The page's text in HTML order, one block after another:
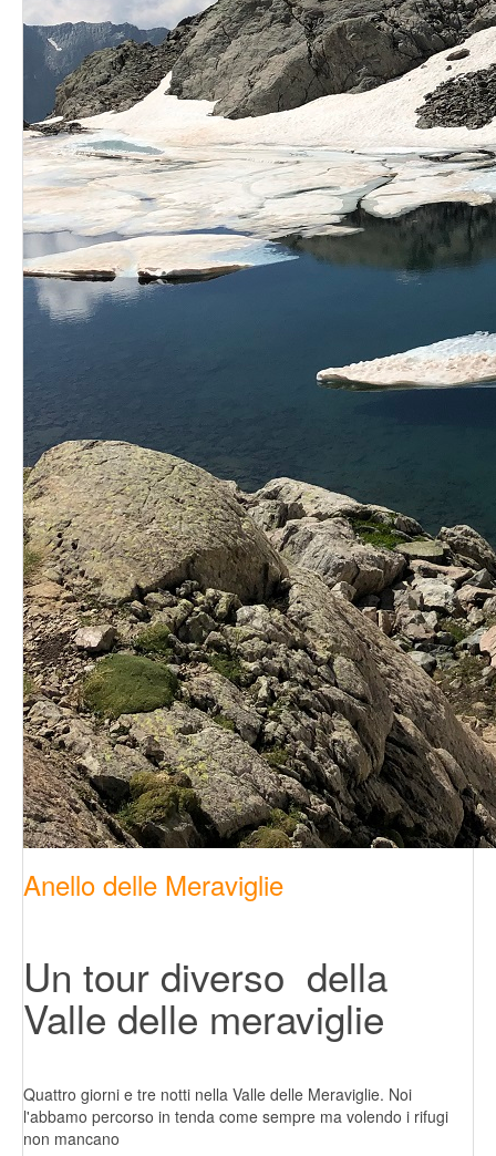
Anello delle Meraviglie
Un tour diverso della
Valle delle meraviglie
Quattro giorni e tre notti nella Valle delle Meraviglie. Noi
l'abbamo percorso in tenda come sempre ma volendo i rifugi
non mancano